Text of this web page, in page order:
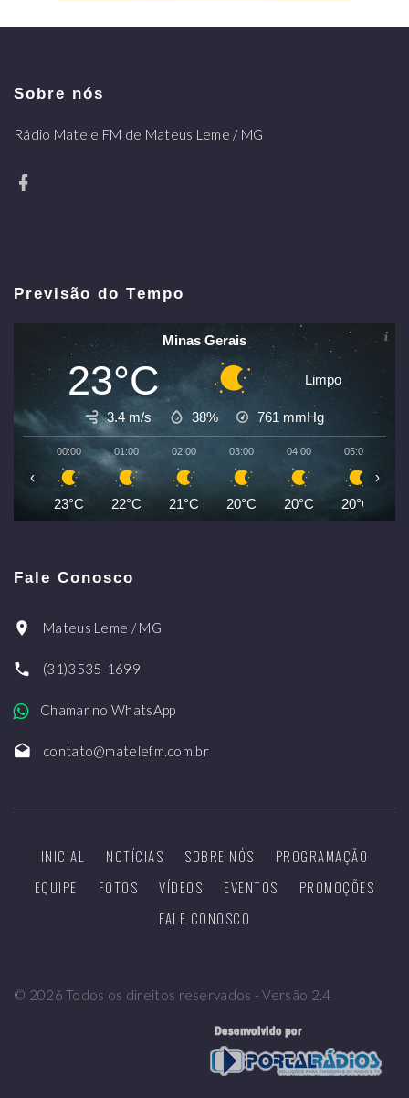
Sobre nós
Rádio Matele FM de Mateus Leme / MG
Previsão do Tempo
Minas Gerais
23°C Limpo
3.4 m/s 38% 761 mmHg
00:00
23°C
01:00
22°C
02:00
21°C
03:00
20°C
04:00
20°C
05:00
20°C
‹ ›
Fale Conosco
Mateus Leme / MG
(31)3535-1699
Chamar no WhatsApp
contato@matelefm.com.br
INICIAL NOTÍCIAS SOBRE NÓS
PROGRAMAÇÃO
EQUIPE
FOTOS VÍDEOS EVENTOS
PROMOÇÕES
FALE CONOSCO
© 2026 Todos os direitos reservados - Versão 2.4